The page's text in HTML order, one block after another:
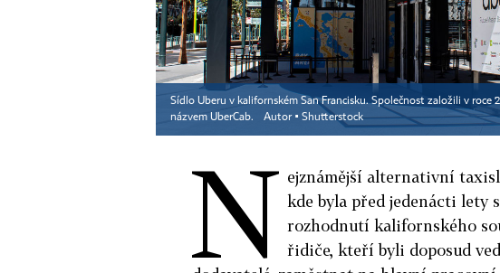
Sídlo Uberu v kalifornském San Francisku. Společnost založili v roce
názvem UberCab.
Autor ▪ Shutterstock
N ejznámější alternativní
kde byla před jedenácti lety
rozhodnutí kalifornského
řidiče, kteří byli doposud